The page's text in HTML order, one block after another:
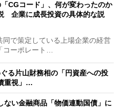
CGコード」、何が変わったのか
企業に成長投資の具体的な説
で策定している上場企業の経営
コーポレート…
る片山財務相の「円資産への投
重視」…
ない金融商品「物価連動国債」に